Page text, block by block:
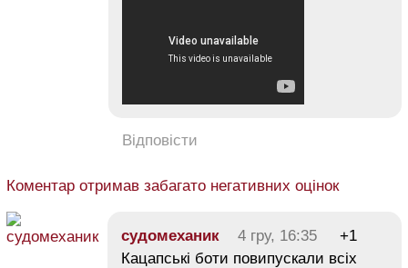
Відповісти
Коментар отримав забагато негативних оцінок
судомеханик 4 гру, 16:35
+1
Кацапські боти повипускали всіх